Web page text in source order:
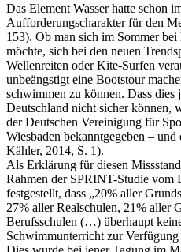
Das Element Wasser hatte schon
Aufforderungscharakter für den
153). Ob man sich im Sommer
möchte, sich bei den neuen
Wellenreiten oder Kite-Surfen
unbeängstigt eine Bootstour
schwimmen zu können. Dass
Deutschland nicht sicher können,
der Deutschen Vereinigung für
Wiesbaden bekanntgegeben –
Kähler, 2014, S. 1).
Als Erklärung für diesen
Rahmen der SPRINT-Studie vom
festgestellt, dass „20% aller
27% aller Realschulen, 21% aller
Berufsschulen (…) überhaupt
Schwimmunterricht zur